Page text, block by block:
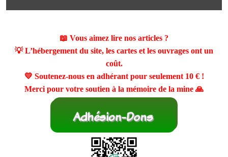
📖 Vous aimez lire nos articles ?
💡 L’hébergement du site, les cartes et les ouvrages ont un
coût.
💛 Soutenez-nous en adhérant pour seulement 10 €!
Merci pour votre soutien à la mémoire de la mine 🙏